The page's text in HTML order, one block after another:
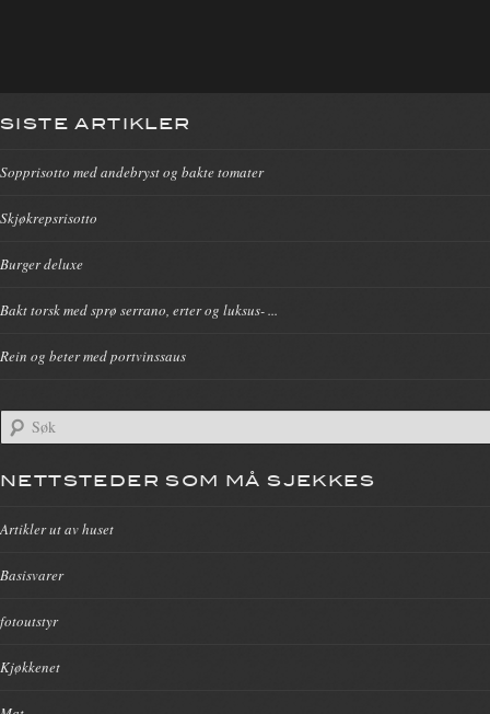
SISTE ARTIKLER
Sopprisotto med andebryst og bakte tomater
Skjøkrepsrisotto
Burger deluxe
Bakt torsk med sprø serrano, erter og luksus- ...
Rein og beter med portvinssaus
NETTSTEDER SOM MÅ SJEKKES
Artikler ut av huset
Basisvarer
fotoutstyr
Kjøkkenet